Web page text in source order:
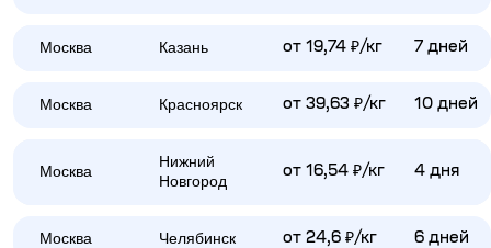
Москва Казань от 19,74 ₽/кг 7 дней
Москва Красноярск от 39,63 ₽/кг 10 дней
Москва
Нижний
Новгород
от 16,54 ₽/кг 4 дня
Москва Челябинск от 24,6 ₽/кг 6 дней